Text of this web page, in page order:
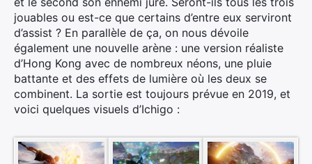
jouables ou est-ce que certains d’entre eux serviront
d’assist ? En parallèle de ça, on nous dévoile
également une nouvelle arène : une version réaliste
d’Hong Kong avec de nombreux néons, une pluie
battante et des effets de lumière où les deux se
combinent. La sortie est toujours prévue en 2019, et
voici quelques visuels d’Ichigo :